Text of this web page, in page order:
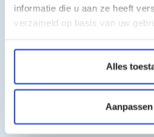
informatie die u aan ze heeft
verzameld op basis van uw
Alles
Aanpassen
Canon Lbp3100/3110/3200/IC